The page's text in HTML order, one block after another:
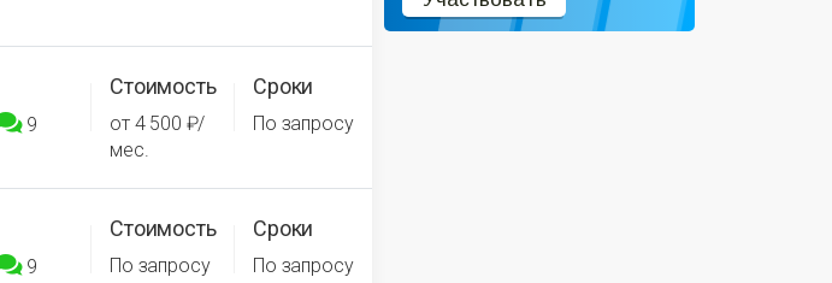
9
Стоимость
от 4 500 ₽/
мес.
Сроки
По запросу
9
Стоимость
По запросу
Сроки
По запросу